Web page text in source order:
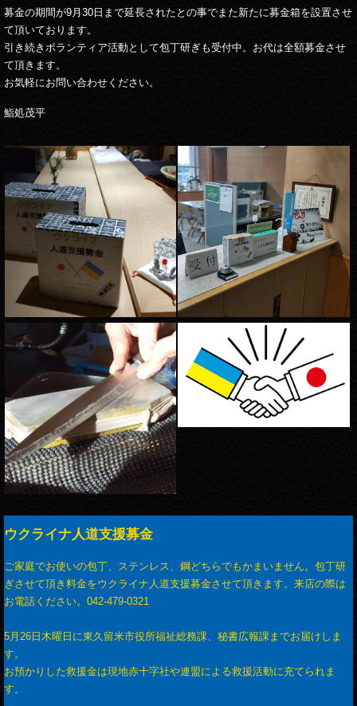
募金の期間が9月30日まで延長されたとの事でまた新たに募金箱を設置させ
て頂いております。
引き続きボランティア活動として包丁研ぎも受付中。お代は全額募金させ
て頂きます。
お気軽にお問い合わせください。
鮨処茂平
ウクライナ人道支援募金
ご家庭でお使いの包丁、ステンレス、鋼どちらでもかまいません。包丁研
ぎさせて頂き料金をウクライナ人道支援募金させて頂きます。来店の際は
お電話ください。042-479-0321
5月26日木曜日に東久留米市役所福祉総務課、秘書広報課までお届けしま
す。
お預かりした救援金は現地赤十字社や連盟による救援活動に充てられま
す。